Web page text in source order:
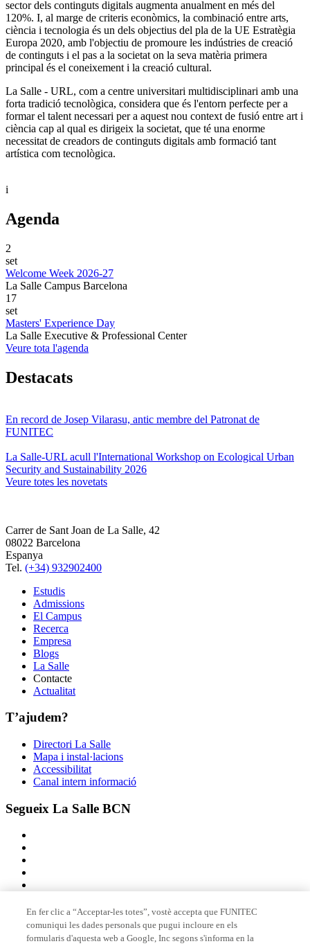
sector dels continguts digitals augmenta anualment en més del
120%. I, al marge de criteris econòmics, la combinació entre arts,
ciència i tecnologia és un dels objectius del pla de la UE Estratègia
Europa 2020, amb l'objectiu de promoure les indústries de creació
de continguts i el pas a la societat on la seva matèria primera
principal és el coneixement i la creació cultural.
La Salle - URL, com a centre universitari multidisciplinari amb una
forta tradició tecnològica, considera que és l'entorn perfecte per a
formar el talent necessari per a aquest nou context de fusió entre art i
ciència cap al qual es dirigeix ​​la societat, que té una enorme
necessitat de creadors de continguts digitals amb formació tant
artística com tecnològica.
i
Agenda
2
set
Welcome Week 2026-27
La Salle Campus Barcelona
17
set
Masters' Experience Day
La Salle Executive & Professional Center
Veure tota l'agenda
Destacats
En record de Josep Vilarasu, antic membre del Patronat de
FUNITEC
La Salle-URL acull l'International Workshop on Ecological Urban
Security and Sustainability 2026
Veure totes les novetats
Carrer de Sant Joan de La Salle, 42
08022 Barcelona
Espanya
Tel. (+34) 932902400
Estudis
Admissions
El Campus
Recerca
Empresa
Blogs
La Salle
Contacte
Actualitat
T’ajudem?
Directori La Salle
Mapa i instal·lacions
Accessibilitat
Canal intern informació
Segueix La Salle BCN
Membre de
En fer clic a “Acceptar-les totes”, vostè accepta que FUNITEC
comuniqui les dades personals que pugui incloure en els
formularis d'aquesta web a Google, Inc segons s'informa en la